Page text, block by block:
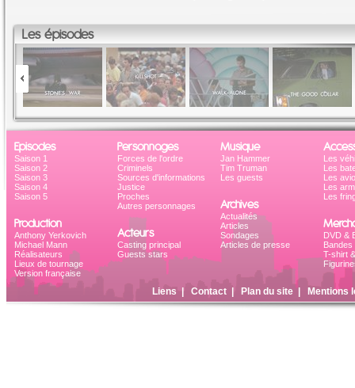
Les épisodes
Episodes
Saison 1
Saison 2
Saison 3
Saison 4
Saison 5
Production
Anthony Yerkovich
Michael Mann
Réalisateurs
Lieux de tournage
Version française
Personnages
Forces de l'ordre
Criminels
Sources d'informations
Justice
Proches
Autres personnages
Acteurs
Casting principal
Guests stars
Musique
Jan Hammer
Tim Truman
Les guests
Archives
Actualités
Articles
Sondages
Articles de presse
Les
Les
Les
Les
Les
DVD &
Bandes
T-shirt
Liens Contact| Plan du site| Mentions